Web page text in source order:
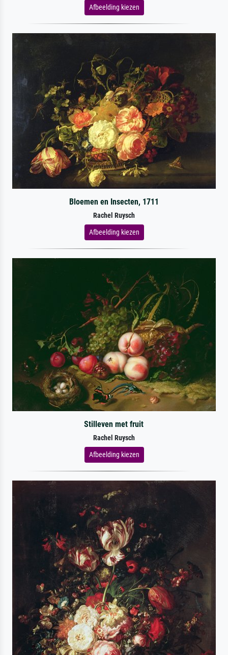
Afbeelding kiezen
Bloemen en Insecten, 1711
Rachel Ruysch
Afbeelding kiezen
Stilleven met fruit
Rachel Ruysch
Afbeelding kiezen